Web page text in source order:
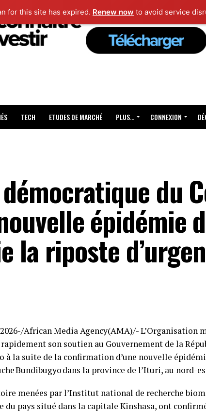
for this site has expired. Renew now to avoid service
TECH ETUDES DE MARCHÉ PLUS… CONNEXION
du
épidémie
la riposte
2026-/African Media Agency(AMA)/- L’Organisation
son soutien au Gouvernement de la
à la suite de la confirmation d’une nouvelle
Bundibugyo dans la province de l’Ituri, au nord-
menées par l’Institut national de recherche
du pays situé dans la capitale Kinshasa, ont